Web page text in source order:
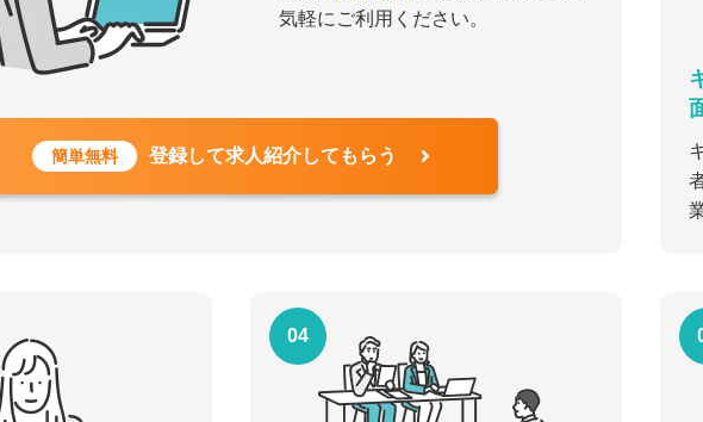
気軽にご利用ください。
簡単無料 登録して求人紹介してもらう
04